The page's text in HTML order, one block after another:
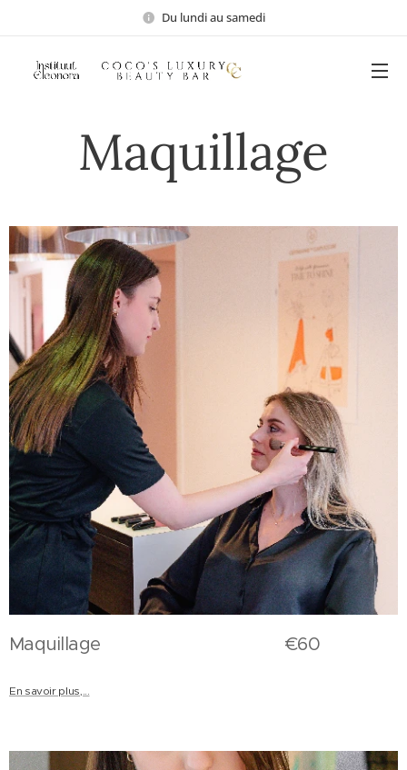
Du lundi au samedi
Maquillage
Maquillage €60
En savoir plus,...